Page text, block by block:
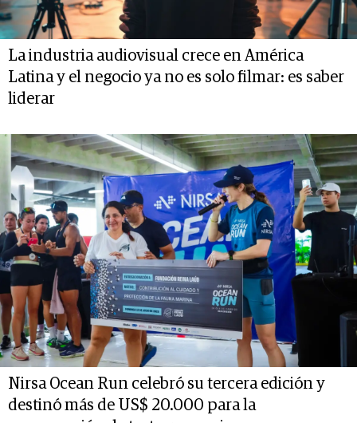
La industria audiovisual crece en América
Latina y el negocio ya no es solo filmar: es saber
liderar
Nirsa Ocean Run celebró su tercera edición y
destinó más de US$ 20.000 para la